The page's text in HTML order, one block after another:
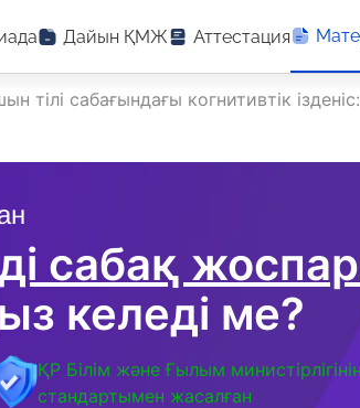
Дайын ҚМЖ Аттестация
сабақ
келеді ме?
ҚР Білім және Ғылым
стандартымен жасалған
тілі сабағындағы когнитивтік